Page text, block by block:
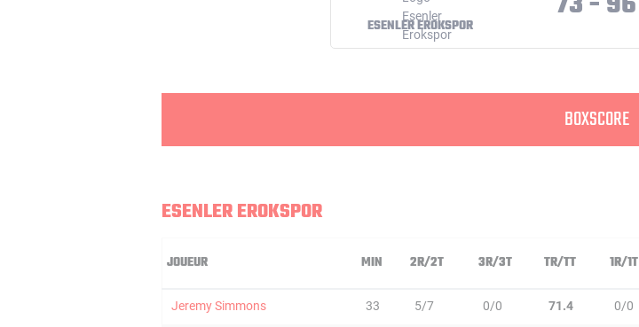
ESENLER EROKSPOR
BOXSCORE
ESENLER EROKSPOR
JOUEUR MIN 2R/2T 3R/3T TR/TT 1R/1T
Jeremy Simmons 33 5/7 0/0 71.4 0/0